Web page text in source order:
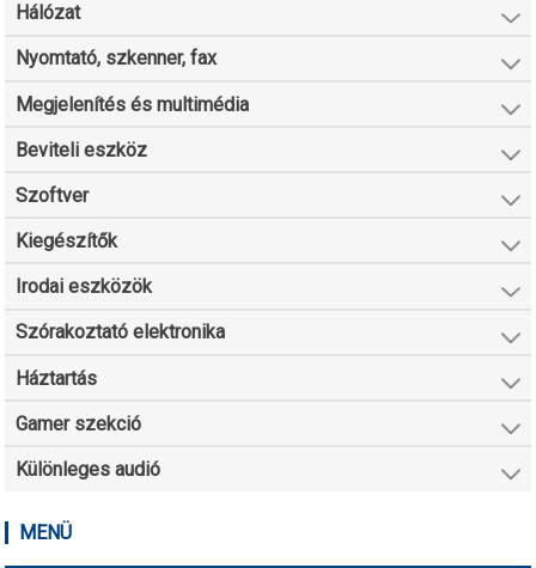
Hálózat
Nyomtató, szkenner, fax
Megjelenítés és multimédia
Beviteli eszköz
Szoftver
Kiegészítők
Irodai eszközök
Szórakoztató elektronika
Háztartás
Gamer szekció
Különleges audió
MENÜ